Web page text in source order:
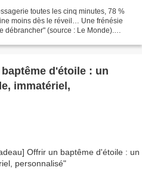
toutes les cinq minutes, 78 %
moins dès le réveil… Une frénésie
débrancher" (source : Le Monde).
d'étoile : un
immatériel,